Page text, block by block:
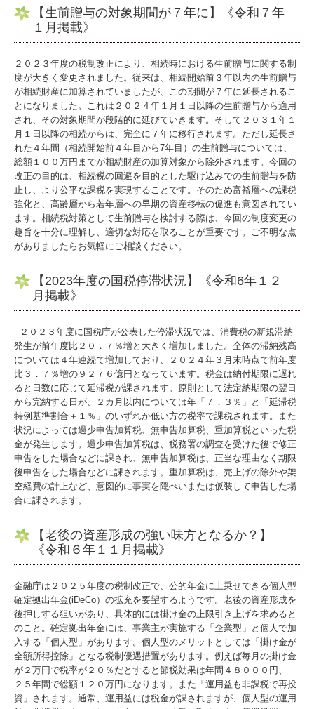
【生前贈与の対象期間が７年に】《令和７年
１月掲載》
２０２３年度の税制改正により、相続時における生前贈与に関する制
度が大きく変更されました。従来は、相続開始前３年以内の生前贈与
が相続財産に加算されていましたが、この期間が７年に延長されるこ
とになりました。これは２０２４年１月１日以降の生前贈与から適用
され、その対象期間が段階的に延びていきます。そして２０３１年１
月１日以降の相続からは、完全に７年に移行されます。ただし延長さ
れた４年間（相続開始前４年目から7年目）の生前贈与については、
総額１００万円までが相続財産の加算対象から除外されます。今回の
改正の目的は、相続税の回避を目的とした駆け込みでの生前贈与を防
止し、より公平な課税を実現することです。そのため富裕層への課税
強化と、高齢層から若年層への早期の資産移転の促進も意図されてい
ます。相続税対策として生前贈与を検討する際は、今回の制度変更の
趣旨を十分に理解し、適切な対応を取ることが重要です。ご不明な点
がありましたらお気軽にご相談ください。
【2023年度の国税停滞状況】《令和6年１２
月掲載》
２０２３年度に国税庁が公表した停滞状況では、消費税の新規滞納
発生が前年度比２０．７％増と大きく増加しました。全体の滞納残高
については４年連続で増加しており、２０２４年３月末時点で前年度
比３．７％増の９２７６億円となっています。税金は納付期限に遅れ
ると日数に応じて延滞税が課されます。原則として法定納期限の翌日
から完納する日が、２カ月以内については年「７．３％」と「延滞税
特例基準割合＋１％」のいずれか低い方の税率で課税されます。また
状況によっては過少申告加算税、無申告加算税、重加算税といった税
金が発生します。過少申告加算税は、税務署の調査を受けた後で修正
申告をした場合などに課され、無申告加算税は、正当な理由なく期限
後申告をした場合などに課されます。重加算税は、売上げの除外や架
空経費の計上など、意図的に事実を隠ぺいまたは仮装して申告した場
合に課されます。
【老後の資産形成の強い味方となるか？】
《令和６年１１月掲載》
金融庁は２０２５年度の税制改正で、公的年金に上乗せできる個人型
確定拠出年金(iDeCo）の拡充を要望するようです。老後の資産形成を
後押しする狙いがあり、具体的には掛け金の上限引き上げを求めると
のこと。確定拠出年金には、事業主が実施する「企業型」と個人で加
入する「個人型」があります。個人型のメリットとしては「掛け金が
全額所得控除」となる税制優遇措置があります。例えば毎月の掛け金
が２万円で税率が２０％だとすると節税効果は年間４８０００円、
２５年間で総額１２０万円になります。また「運用益も非課税で再投
資」されます。通常、運用益には税金が課されますが、個人型の運用